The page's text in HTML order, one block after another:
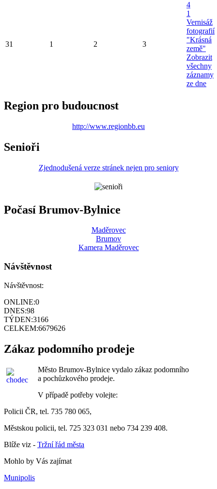
31 1 2 3
4
1
Vernisáž
fotografií
"Krásná
země"
Zobrazit
všechny
záznamy
ze dne
Region pro budoucnost
http://www.regionbb.eu
Senioři
Zjednodušená verze stránek nejen pro seniory
Počasí Brumov-Bylnice
Maděrovec
Brumov
Kamera Maděrovec
Návštěvnost
Návštěvnost:
ONLINE:0
DNES:98
TÝDEN:3166
CELKEM:6679626
Zákaz podomního prodeje
Město Brumov-Bylnice vydalo zákaz podomního
a pochůzkového prodeje.
V případě potřeby volejte:
Policii ČR, tel. 735 780 065,
Městskou policii, tel. 725 323 031 nebo 734 239 408.
Blíže viz - Tržní řád města
Mohlo by Vás zajímat
Munipolis